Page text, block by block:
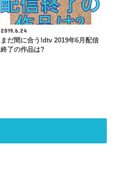
2019.6.24
まだ間に合う!dtv 2019年6月配信
終了の作品は?